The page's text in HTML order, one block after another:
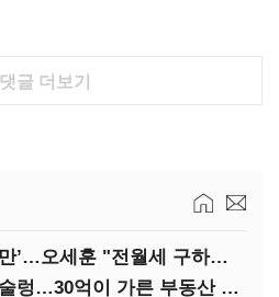
댓글 더보기
세제개편에 ‘불안·불만’…오세훈 "전월세 구하기 더 힘들어질 것"
강남 관망·한강벨트 술렁…30억이 가른 부동산 민심